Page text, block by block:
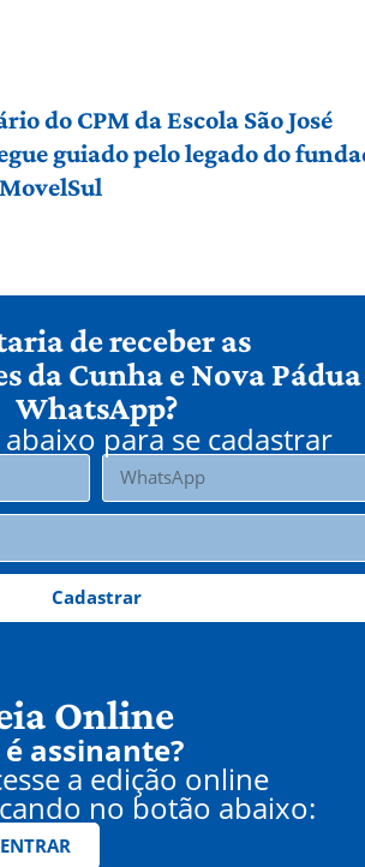
do CPM da Escola São José
guiado pelo legado do
de receber as
da Cunha e Nova
WhatsApp?
para se cadastrar
Cadastrar
Online
é assinante?
a edição online
no botão abaixo:
ENTRAR